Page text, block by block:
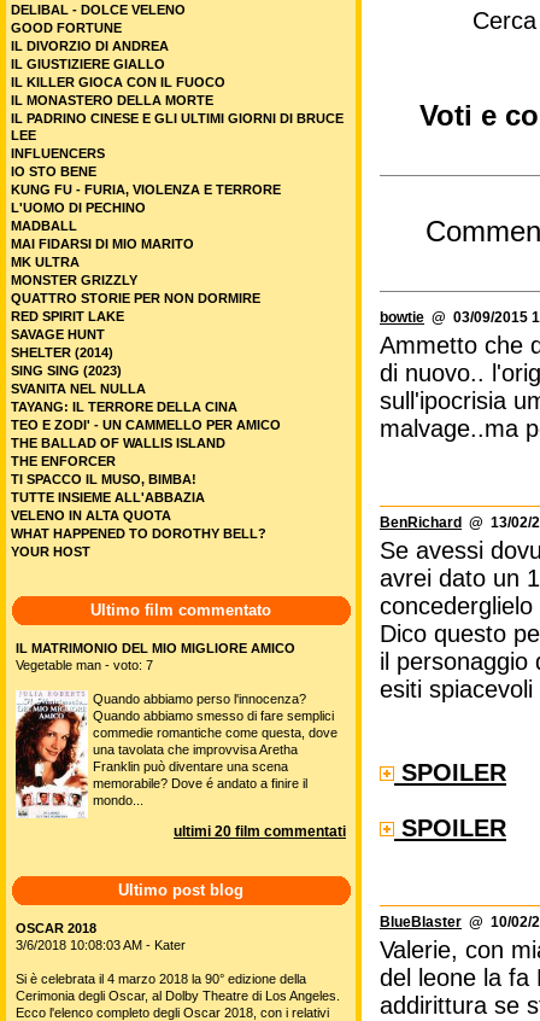
Voti e
bowtie @ 03/09/2015
Ammetto che
di nuovo..
sull'ipocrisia
malvage..ma
BenRichard @ 13/02/
Se avessi
avrei dato un
concederglielo
Dico questo
il personaggio
esiti spiacevoli
SPOILER
SPOILER
BlueBlaster @ 10/02/
Valerie, con
del leone la fa
addirittura se
DELIBAL - DOLCE VELENO
GOOD FORTUNE
IL DIVORZIO DI ANDREA
IL GIUSTIZIERE GIALLO
IL KILLER GIOCA CON IL FUOCO
IL MONASTERO DELLA MORTE
IL PADRINO CINESE E GLI ULTIMI GIORNI DI BRUCE
LEE
INFLUENCERS
IO STO BENE
KUNG FU - FURIA, VIOLENZA E TERRORE
L'UOMO DI PECHINO
MADBALL
MAI FIDARSI DI MIO MARITO
MK ULTRA
MONSTER GRIZZLY
QUATTRO STORIE PER NON DORMIRE
RED SPIRIT LAKE
SAVAGE HUNT
SHELTER (2014)
SING SING (2023)
SVANITA NEL NULLA
TAYANG: IL TERRORE DELLA CINA
TEO E ZODI' - UN CAMMELLO PER AMICO
THE BALLAD OF WALLIS ISLAND
THE ENFORCER
TI SPACCO IL MUSO, BIMBA!
TUTTE INSIEME ALL'ABBAZIA
VELENO IN ALTA QUOTA
WHAT HAPPENED TO DOROTHY BELL?
YOUR HOST
Ultimo film commentato
IL MATRIMONIO DEL MIO MIGLIORE AMICO
Vegetable man - voto: 7
Quando abbiamo perso l'innocenza?
Quando abbiamo smesso di fare semplici
commedie romantiche come questa, dove
una tavolata che improvvisa Aretha
Franklin può diventare una scena
memorabile? Dove é andato a finire il
mondo...
ultimi 20 film commentati
Ultimo post blog
OSCAR 2018
3/6/2018 10:08:03 AM - Kater
Si è celebrata il 4 marzo 2018 la 90° edizione della
Cerimonia degli Oscar, al Dolby Theatre di Los Angeles.
Ecco l'elenco completo degli Oscar 2018, con i relativi